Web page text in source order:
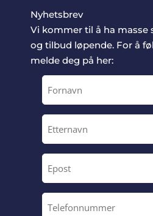
Nyhetsbrev
Vi kommer til å ha masse
og tilbud løpende. For å
melde deg på her: